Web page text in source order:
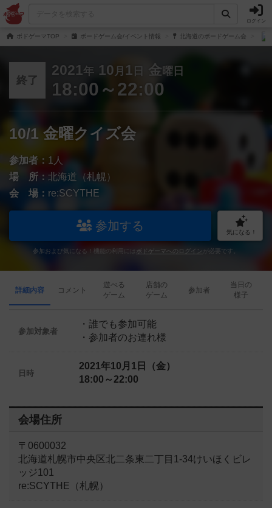
ログイン
ボドゲーマTOP ボードゲーム会/イベント情報 北海道のボードゲーム会
終了
2021年 10 月 1 日 金曜日
18:00～22:00
10/1 金曜クイズ会
参加者： 1人
場 所： 北海道（札幌）
会 場： re:SCYTHE
参加する 気になる！
参加および気になる！機能の利用には ボドゲーマへのログイン が必要です。
詳細内容 コメント
遊べる
ゲーム
店舗の
ゲーム
参加者
当日の
様子
参加対象者
・誰でも参加可能
・参加者のお連れ様
日時
2021年10月1日（金）
18:00～22:00
会場住所
〒0600032
北海道札幌市中央区北二条東二丁目1-34けいほくビレ
ッジ101
re:SCYTHE（札幌）